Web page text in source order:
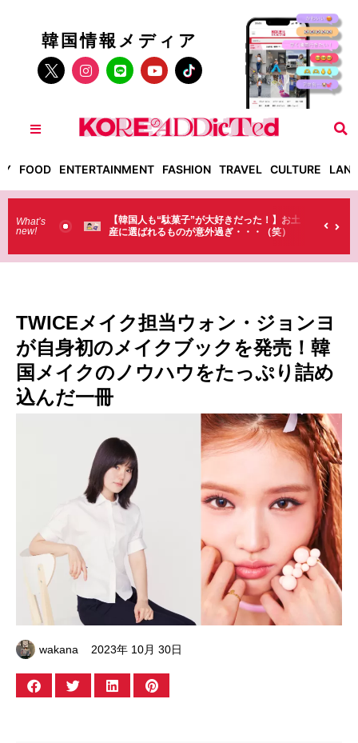
韓国情報メディア
FOOD ENTERTAINMENT FASHION TRAVEL CULTURE
What’s
new!
好きだった！】お土
ぎ・・・（笑）
【そんなものまで買っていくの？】日本のド
ラストで韓国人が買うものがちょっと…
TWICEメイク担当ウォン・ジョンヨ
が自身初のメイクブックを発売！韓
国メイクのノウハウをたっぷり詰め
込んだ一冊
wakana 2023年 10月 30日